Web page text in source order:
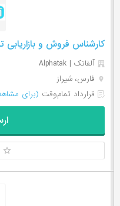
کارشناس فروش و بازاریابی
آلفاتک | Alphatak
فارس، شیراز
قرارداد تمام‌وقت (برای